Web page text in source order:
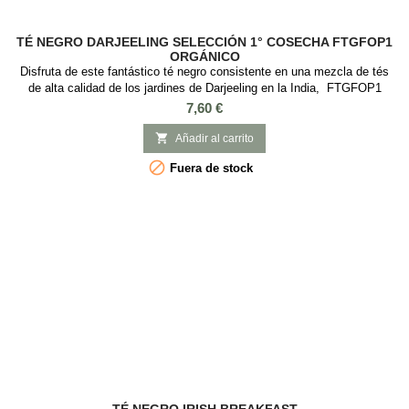
TÉ NEGRO DARJEELING SELECCIÓN 1° COSECHA FTGFOP1
ORGÁNICO
Disfruta de este fantástico té negro consistente en una mezcla de tés
de alta calidad de los jardines de Darjeeling en la India, FTGFOP1
(Finest Tippy Golden Flowery Orange Pekoe One) de Darjeeling ,
proveniente de la primera cosecha de primavera . Este té negro tiene
notas dulces y florales, de cuerpo liviano y baja astringencia, con
aroma a Vegetal...
Precio
7,60 €
 Añadir al carrito
 Fuera de stock